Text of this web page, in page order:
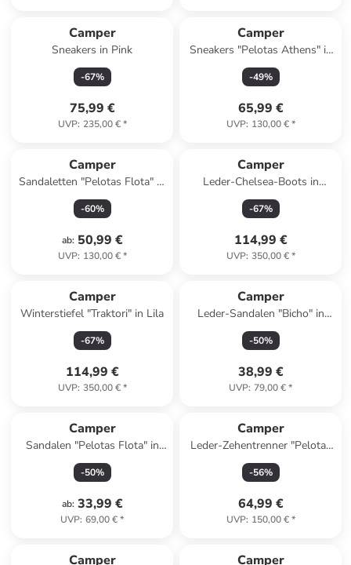
Camper
Sneakers in Pink
-67%
75,99 €
UVP: 235,00 €*
Camper
Sneakers "Pelotas Athens" in
Rosa
-49%
65,99 €
UVP: 130,00 €*
Camper
Sandaletten "Pelotas Flota" in
Türkis
-60%
ab: 50,99 €
UVP: 130,00 €*
Camper
Leder-Chelsea-Boots in
Hellbraun
-67%
114,99 €
UVP: 350,00 €*
Camper
Winterstiefel "Traktori" in Lila
-67%
114,99 €
UVP: 350,00 €*
Camper
Leder-Sandalen "Bicho" in
Dunkelblau
-50%
38,99 €
UVP: 79,00 €*
Camper
Sandalen "Pelotas Flota" in
Schwarz
-50%
ab: 33,99 €
UVP: 69,00 €*
Camper
Leder-Zehentrenner "Pelotas
Flota" in Schwarz
-56%
64,99 €
UVP: 150,00 €*
Camper Camper